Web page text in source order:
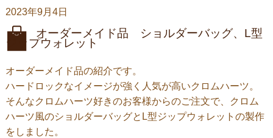
2023年9月4日
オーダーメイド品 ショルダーバッグ、L型
ジップウォレット
オーダーメイド品の紹介です。
ハードロックなイメージが強く人気が高いクロムハーツ。
そんなクロムハーツ好きのお客様からのご注文で、クロム
ハーツ風のショルダーバッグとL型ジップウォレットの製作
をしました。